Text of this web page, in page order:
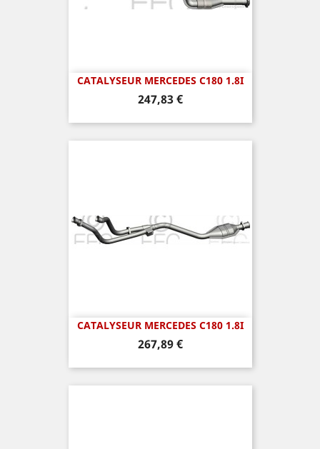
CATALYSEUR MERCEDES C180 1.8I
Prix
247,83 €
CATALYSEUR MERCEDES C180 1.8I
Prix
267,89 €